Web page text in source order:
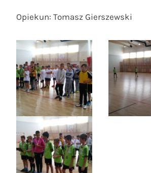
Opiekun: Tomasz Gierszewski